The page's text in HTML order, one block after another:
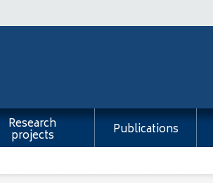
Research
projects Publications